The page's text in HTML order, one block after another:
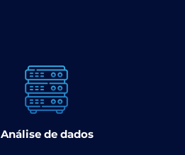
Análise de dados